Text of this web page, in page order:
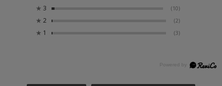
★ 3 (10)
★ 2 (2)
★ 1 (3)